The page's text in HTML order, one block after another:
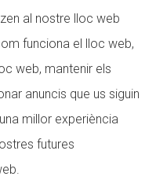
al nostre lloc web
funciona el lloc web,
web, mantenir els
anuncis que us siguin
millor experiència
futures